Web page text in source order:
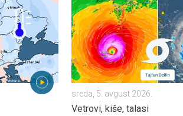
sreda, 5. avgust 2026.
Vetrovi, kiše, talasi